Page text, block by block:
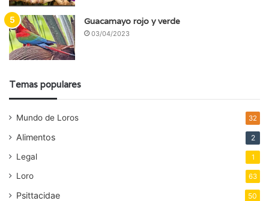
Guacamayo rojo y verde
03/04/2023
Temas populares
Mundo de Loros 32
Alimentos 2
Legal 1
Loro 63
Psittacidae 50